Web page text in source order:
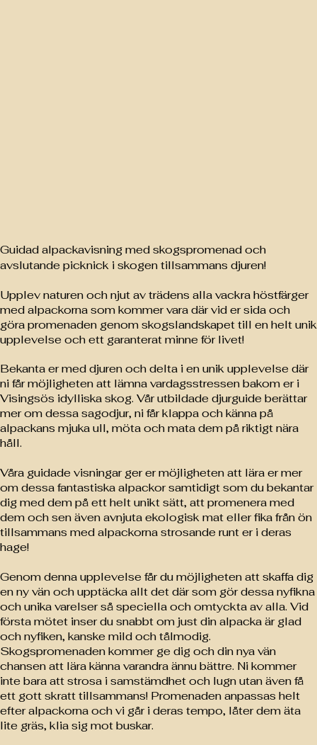
Upplev naturen och njut av trädens alla vackra höstfärger
med alpackorna som kommer vara där vid er sida och
göra promenaden genom skogslandskapet till en helt unik
upplevelse och ett garanterat minne för livet!
Bekanta er med djuren och delta i en unik upplevelse där
ni får möjligheten att lämna vardagsstressen bakom er i
Visingsös idylliska skog. Vår utbildade djurguide berättar
mer om dessa sagodjur, ni får klappa och känna på
alpackans mjuka ull, möta och mata dem på riktigt nära
håll.
Våra guidade visningar ger er möjligheten att lära er mer
om dessa fantastiska alpackor samtidigt som du bekantar
dig med dem på ett helt unikt sätt, att promenera med
dem och sen även avnjuta ekologisk mat eller fika från ön
tillsammans med alpackorna strosande runt er i deras
hage!
Genom denna upplevelse får du möjligheten att skaffa dig
en ny vän och upptäcka allt det där som gör dessa nyfikna
och unika varelser så speciella och omtyckta av alla. Vid
första mötet inser du snabbt om just din alpacka är glad
och nyfiken, kanske mild och tålmodig.
Skogspromenaden kommer ge dig och din nya vän
chansen att lära känna varandra ännu bättre. Ni kommer
inte bara att strosa i samstämdhet och lugn utan även få
ett gott skratt tillsammans! Promenaden anpassas helt
efter alpackorna och vi går i deras tempo, låter dem äta
lite gräs, klia sig mot buskar.
Guidad alpackavisning med skogspromenad och
avslutande picknick i skogen tillsammans djuren!